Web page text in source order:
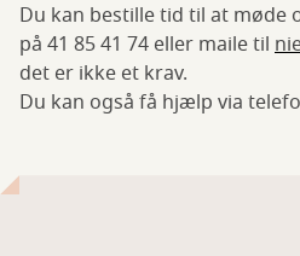
Du kan bestille tid til at møde
på 41 85 41 74 eller maile til
det er ikke et krav.
Du kan også få hjælp via